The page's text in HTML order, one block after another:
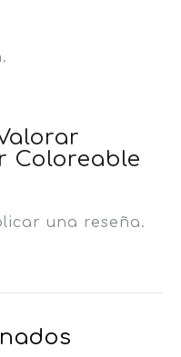
Coloreable
una reseña.